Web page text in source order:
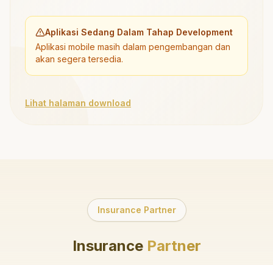
Aplikasi Sedang Dalam Tahap Development
Aplikasi mobile masih dalam pengembangan dan
akan segera tersedia.
Lihat halaman download
Insurance Partner
InsurancePartner